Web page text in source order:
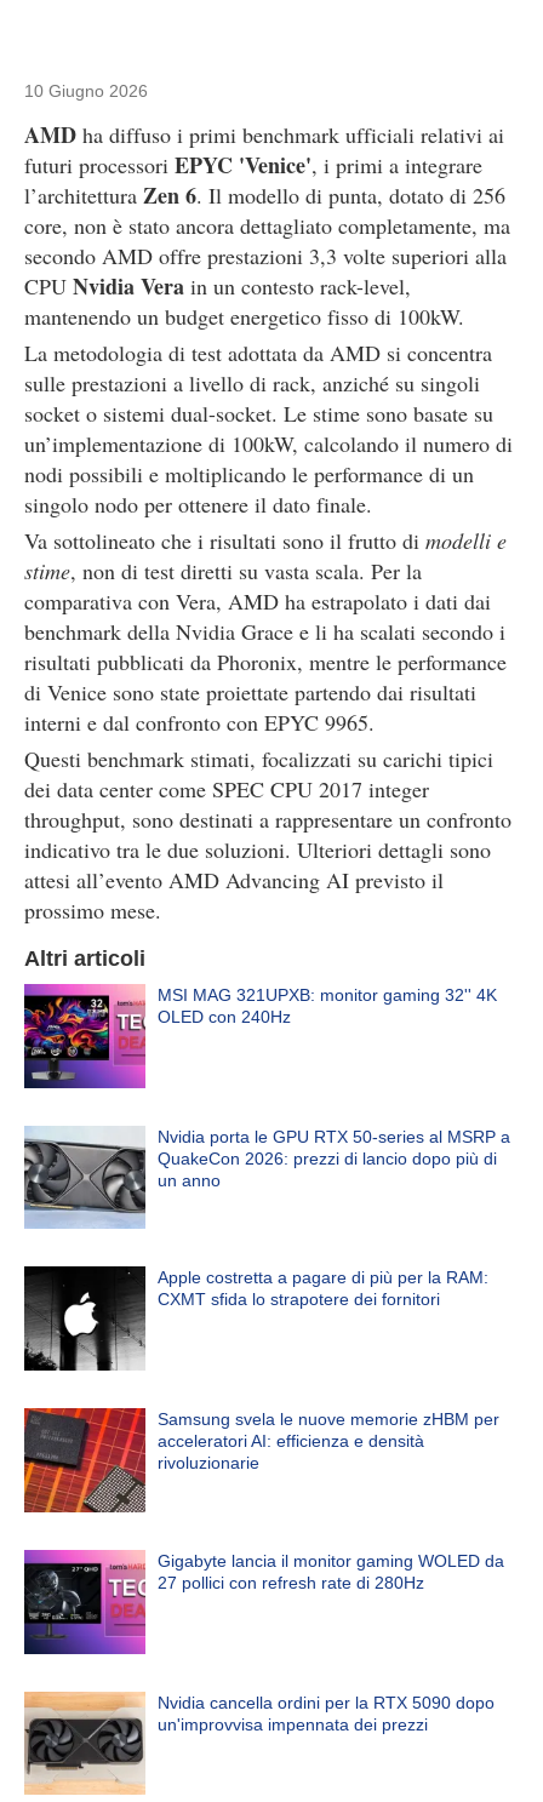
10 Giugno 2026
AMD ha diffuso i primi benchmark ufficiali relativi ai
futuri processori EPYC 'Venice', i primi a integrare
l’architettura Zen 6. Il modello di punta, dotato di 256
core, non è stato ancora dettagliato completamente, ma
secondo AMD offre prestazioni 3,3 volte superiori alla
CPU Nvidia Vera in un contesto rack-level,
mantenendo un budget energetico fisso di 100kW.
La metodologia di test adottata da AMD si concentra
sulle prestazioni a livello di rack, anziché su singoli
socket o sistemi dual-socket. Le stime sono basate su
un’implementazione di 100kW, calcolando il numero di
nodi possibili e moltiplicando le performance di un
singolo nodo per ottenere il dato finale.
Va sottolineato che i risultati sono il frutto di modelli e
stime, non di test diretti su vasta scala. Per la
comparativa con Vera, AMD ha estrapolato i dati dai
benchmark della Nvidia Grace e li ha scalati secondo i
risultati pubblicati da Phoronix, mentre le performance
di Venice sono state proiettate partendo dai risultati
interni e dal confronto con EPYC 9965.
Questi benchmark stimati, focalizzati su carichi tipici
dei data center come SPEC CPU 2017 integer
throughput, sono destinati a rappresentare un confronto
indicativo tra le due soluzioni. Ulteriori dettagli sono
attesi all’evento AMD Advancing AI previsto il
prossimo mese.
Altri articoli
MSI MAG 321UPXB: monitor gaming 32'' 4K
OLED con 240Hz
Nvidia porta le GPU RTX 50-series al MSRP a
QuakeCon 2026: prezzi di lancio dopo più di
un anno
Apple costretta a pagare di più per la RAM:
CXMT sfida lo strapotere dei fornitori
Samsung svela le nuove memorie zHBM per
acceleratori AI: efficienza e densità
rivoluzionarie
Gigabyte lancia il monitor gaming WOLED da
27 pollici con refresh rate di 280Hz
Nvidia cancella ordini per la RTX 5090 dopo
un'improvvisa impennata dei prezzi